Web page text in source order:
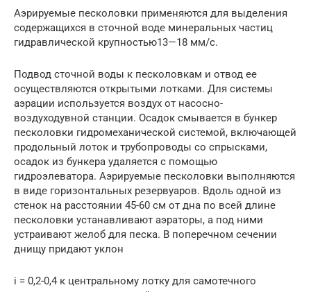
Аэрируемые песколовки применяются для выделения
содержащихся в сточной воде минеральных частиц
гидравлической крупностью13—18 мм/с.
Подвод сточной воды к песколовкам и отвод ее
осуществляются открытыми лотками. Для системы
аэрации используется воздух от насосно-
воздуходувной станции. Осадок смывается в бункер
песколовки гидромеханической системой, включающей
продольный лоток и трубопроводы со спрысками,
осадок из бункера удаляется с помощью
гидроэлеватора. Аэрируемые песколовки выполняются
в виде горизонтальных резервуаров. Вдоль одной из
стенок на расстоянии 45-60 см от дна по всей длине
песколовки устанавливают аэраторы, а под ними
устраивают желоб для песка. В поперечном сечении
днищу придают уклон
i = 0,2-0,4 к центральному лотку для самотечного